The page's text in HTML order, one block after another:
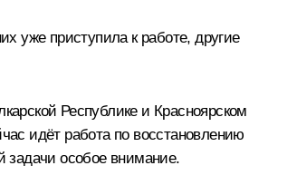
уже приступила к работе, другие
Республике и Красноярском
идёт работа по восстановлению
задачи особое внимание.